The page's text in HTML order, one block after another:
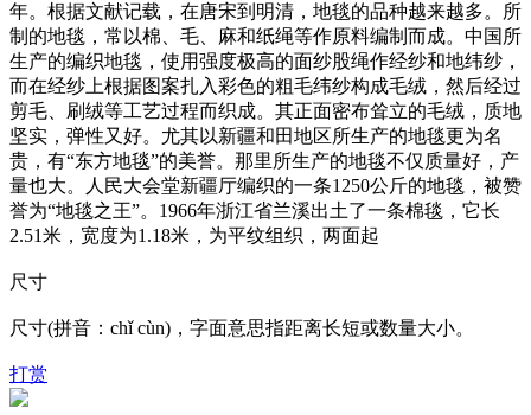
年。根据文献记载，在唐宋到明清，地毯的品种越来越多。所
制的地毯，常以棉、毛、麻和纸绳等作原料编制而成。中国所
生产的编织地毯，使用强度极高的面纱股绳作经纱和地纬纱，
而在经纱上根据图案扎入彩色的粗毛纬纱构成毛绒，然后经过
剪毛、刷绒等工艺过程而织成。其正面密布耸立的毛绒，质地
坚实，弹性又好。尤其以新疆和田地区所生产的地毯更为名
贵，有“东方地毯”的美誉。那里所生产的地毯不仅质量好，产
量也大。人民大会堂新疆厅编织的一条1250公斤的地毯，被赞
誉为“地毯之王”。1966年浙江省兰溪出土了一条棉毯，它长
2.51米，宽度为1.18米，为平纹组织，两面起
尺寸
尺寸(拼音：chǐ cùn)，字面意思指距离长短或数量大小。
打赏